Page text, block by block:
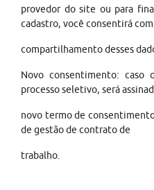
provedor do site ou para
cadastro, você consentirá
compartilhamento desses
Novo consentimento: caso
processo seletivo, será
novo termo de
de gestão de contrato de
trabalho.